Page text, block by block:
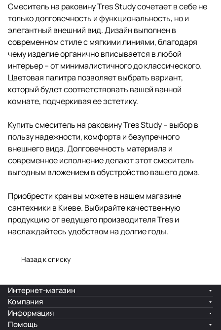
Смеситель на раковину Tres Study сочетает в себе не
только долговечность и функциональность, но и
элегантный внешний вид. Дизайн выполнен в
современном стиле с мягкими линиями, благодаря
чему изделие органично вписывается в любой
интерьер – от минималистичного до классического.
Цветовая палитра позволяет выбрать вариант,
который будет соответствовать вашей ванной
комнате, подчеркивая ее эстетику.
Купить смеситель на раковину Tres Study – выбор в
пользу надежности, комфорта и безупречного
внешнего вида. Долговечность материала и
современное исполнение делают этот смеситель
выгодным вложением в обустройство вашего дома.
Приобрести кран вы можете в нашем магазине
сантехники в Киеве. Выбирайте качественную
продукцию от ведущего производителя Tres и
наслаждайтесь удобством на долгие годы.
Назад к списку
Интернет-магазин
Компания
Информация
Помощь